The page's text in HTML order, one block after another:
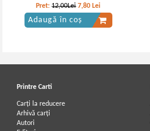
Pret:12,00Lei 7,80 Lei
Adaugă în coș
Printre Carti
Carți la reducere
Arhivă carți
Autori